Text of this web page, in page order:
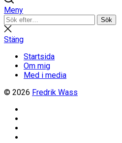
Meny
Sök
efter:
Sök
Stäng
sökning
Stäng
Startsida
Om mig
Med i media
© 2026 Fredrik Wass